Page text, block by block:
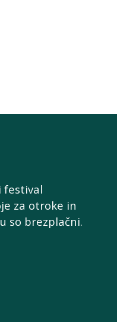
festival
za otroke in
so brezplačni.